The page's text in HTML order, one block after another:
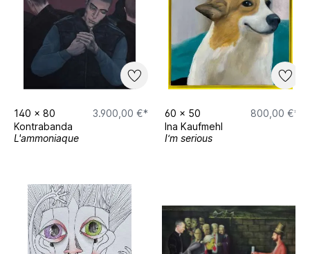
140 x 80
3.900,00 €*
Kontrabanda
L'ammoniaque
60 x 50
800,00 €*
Ina Kaufmehl
I‘m serious